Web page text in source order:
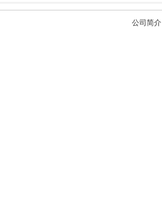
公司简介